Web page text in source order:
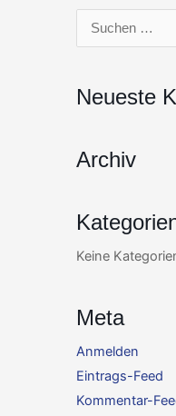
Suchen
Neueste
Archiv
Keine
Meta
Anmelden
Eintrags-Feed
Kommentar-